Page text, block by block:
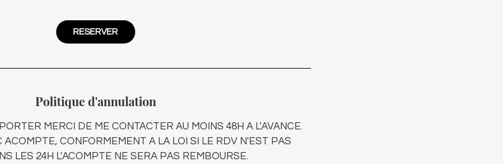
RESERVER
Politique d'annulation
MERCI DE ME CONTACTER AU MOINS 48H A L'AVANCE.
ACOMPTE, CONFORMEMENT A LA LOI SI LE RDV N'EST PAS
LES 24H L'ACOMPTE NE SERA PAS REMBOURSE.